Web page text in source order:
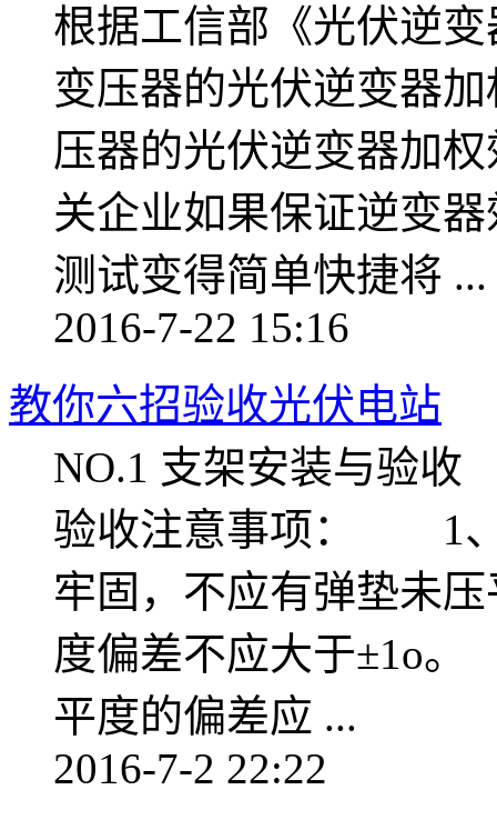
根据工信部《光伏逆
变压器的光伏逆变器
压器的光伏逆变器加
关企业如果保证逆变
测试变得简单快捷将 ...
2016-7-22 15:16
教你六招验收光伏电站
NO.1 支架安装与
验收注意事项： 1、
牢固，不应有弹垫未
度偏差不应大于±1o
平度的偏差应 ...
2016-7-2 22:22